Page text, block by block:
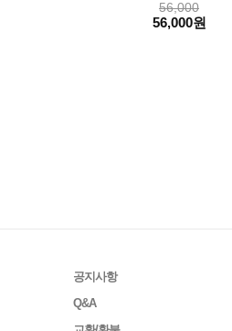
56,000
56,000원
공지사항
Q&A